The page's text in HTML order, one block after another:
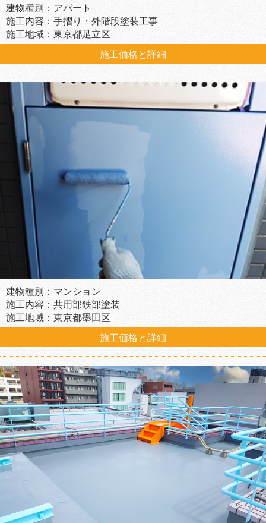
建物種別：アパート
施工内容：手摺り・外階段塗装工事
施工地域：東京都足立区
施工価格と詳細
建物種別：マンション
施工内容：共用部鉄部塗装
施工地域：東京都墨田区
施工価格と詳細